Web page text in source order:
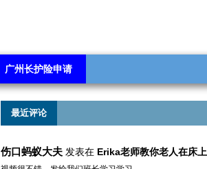
广州长护险申请
最近评论
伤口蚂蚁大夫发表在 Erika老师教你老人在床上如何左右翻身